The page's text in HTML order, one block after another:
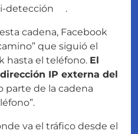
detección .
cadena, Facebook
que siguió el
hasta el teléfono. El
IP externa del
parte de la cadena
va el tráfico desde el